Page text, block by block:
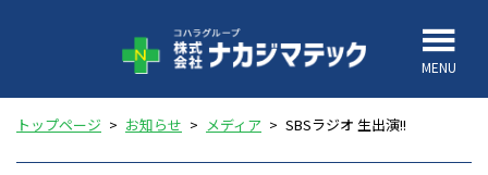
MENU
トップページ > お知らせ > メディア > SBSラジオ 生出演!!